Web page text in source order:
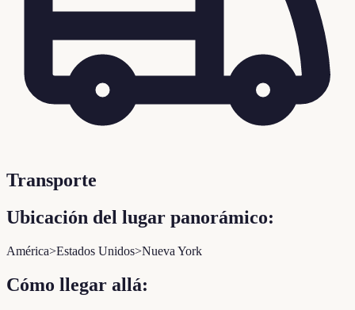
Transporte
Ubicación del lugar panorámico:
América>Estados Unidos>Nueva York
Cómo llegar allá: